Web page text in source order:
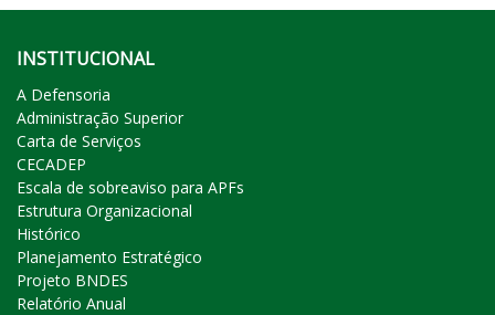
INSTITUCIONAL
A Defensoria
Administração Superior
Carta de Serviços
CECADEP
Escala de sobreaviso para APFs
Estrutura Organizacional
Histórico
Planejamento Estratégico
Projeto BNDES
Relatório Anual